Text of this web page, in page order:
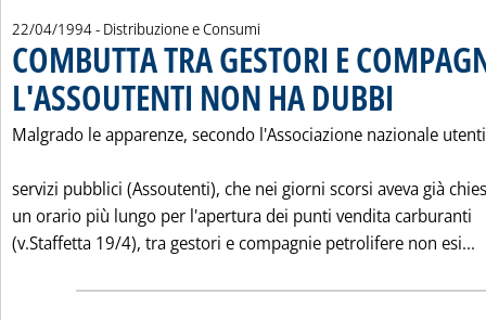
22/04/1994- Distribuzione e Consumi
COMBUTTA TRA GESTORI E
L'ASSOUTENTI NON HA DUBBI
Malgrado le apparenze, secondo l'Associazione nazionale
servizi pubblici (Assoutenti), che nei giorni scorsi aveva già
un orario più lungo per l'apertura dei punti vendita carburanti
(v.Staffetta 19/4), tra gestori e compagnie petrolifere non esi...